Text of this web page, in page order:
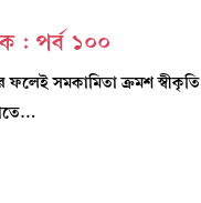
: পর্ব ১০০
ফলেই সমকামিতা ক্রমশ স্বীকৃতি